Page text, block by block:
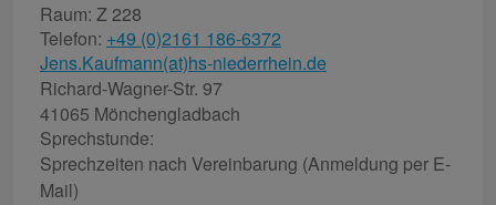
Raum: Z 228
Telefon: +49 (0)2161 186-6372
Jens.Kaufmann(at)hs-niederrhein.de
Richard-Wagner-Str. 97
41065 Mönchengladbach
Sprechstunde:
Sprechzeiten nach Vereinbarung (Anmeldung per E-
Mail)